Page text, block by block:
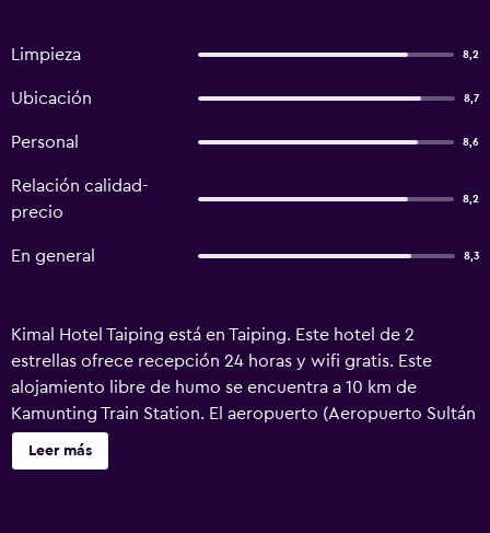
Limpieza 8,2
Ubicación 8,7
Personal 8,6
Relación calidad-
precio
8,2
En general 8,3
Kimal Hotel Taiping está en Taiping. Este hotel de 2
estrellas ofrece recepción 24 horas y wifi gratis. Este
alojamiento libre de humo se encuentra a 10 km de
Kamunting Train Station. El aeropuerto (Aeropuerto Sultán
Azlan Shah) está a 72 km.
Leer más